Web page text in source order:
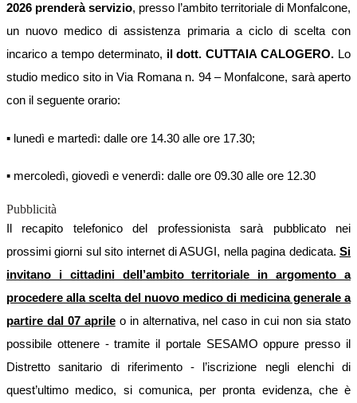
2026 prenderà servizio, presso l’ambito territoriale di Monfalcone,
un nuovo medico di assistenza primaria a ciclo di scelta con
incarico a tempo determinato, il dott. CUTTAIA CALOGERO. Lo
studio medico sito in Via Romana n. 94 – Monfalcone, sarà aperto
con il seguente orario:
▪ lunedì e martedì: dalle ore 14.30 alle ore 17.30;
▪ mercoledì, giovedì e venerdì: dalle ore 09.30 alle ore 12.30
Pubblicità
Il recapito telefonico del professionista sarà pubblicato nei
prossimi giorni sul sito internet di ASUGI, nella pagina dedicata. Si
invitano i cittadini dell’ambito territoriale in argomento a
procedere alla scelta del nuovo medico di medicina generale a
partire dal 07 aprileo in alternativa, nel caso in cui non sia stato
possibile ottenere - tramite il portale SESAMO oppure presso il
Distretto sanitario di riferimento - l’iscrizione negli elenchi di
quest’ultimo medico, si comunica, per pronta evidenza, che è